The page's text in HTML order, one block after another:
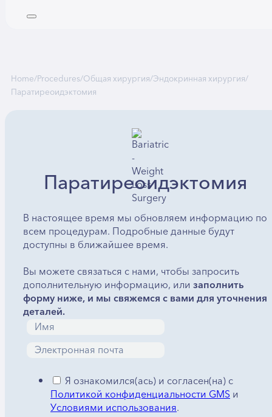
Home/Procedures/Общая хирургия/Эндокринная хирургия/
Паратиреоидэктомия
Паратиреоидэктомия
В настоящее время мы обновляем информацию по
всем процедурам. Подробные данные будут
доступны в ближайшее время.
Вы можете связаться с нами, чтобы запросить
дополнительную информацию, или заполнить
форму ниже, и мы свяжемся с вами для уточнения
деталей.
Я ознакомился(ась) и согласен(на) с
Политикой конфиденциальности GMSи
Условиями использования.